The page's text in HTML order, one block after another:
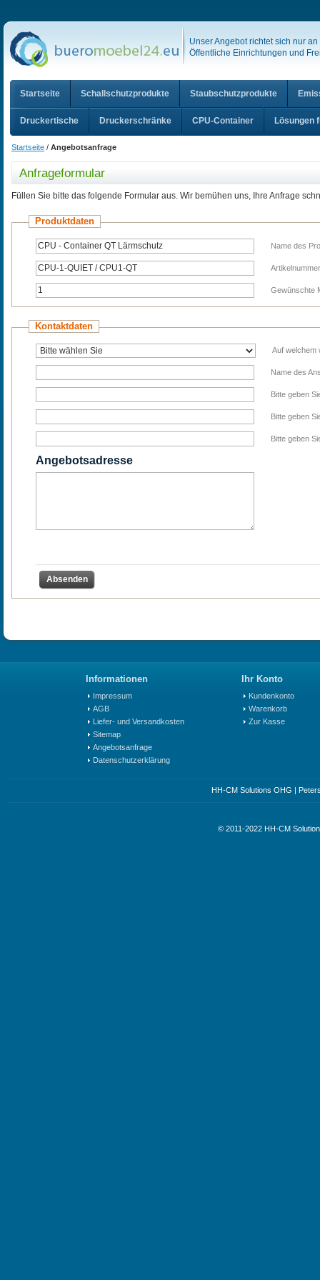
Unser Angebot richtet sich nur
Öffentliche Einrichtungen und
Startseite Schallschutzprodukte Staubschutzprodukte
Druckertische Druckerschränke CPU-Container Lösungen
Startseite / Angebotsanfrage
Anfrageformular
Füllen Sie bitte das folgende Formular aus. Wir bemühen uns, Ihre Anfrage
Produktdaten
Name des
Artikelnummer
Gewünschte
Kontaktdaten
Auf welchem
Name des
Bitte geben
Bitte geben
Bitte geben
Angebotsadresse
Absenden
Informationen
Impressum
AGB
Liefer- und Versandkosten
Sitemap
Angebotsanfrage
Datenschutzerklärung
Ihr Konto
Kundenkonto
Warenkorb
Zur Kasse
HH-CM Solutions OHG |
© 2011-2022 HH-CM